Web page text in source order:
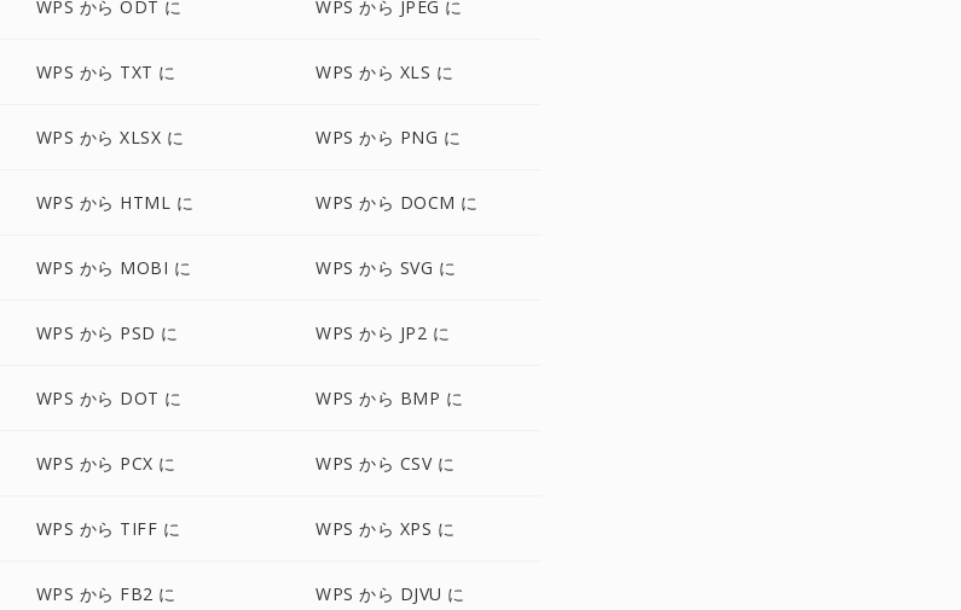
WPS から ODT に WPS から JPEG に
WPS から TXT に WPS から XLS に
WPS から XLSX に WPS から PNG に
WPS から HTML に WPS から DOCM に
WPS から MOBI に WPS から SVG に
WPS から PSD に WPS から JP2 に
WPS から DOT に WPS から BMP に
WPS から PCX に WPS から CSV に
WPS から TIFF に WPS から XPS に
WPS から FB2 に WPS から DJVU に